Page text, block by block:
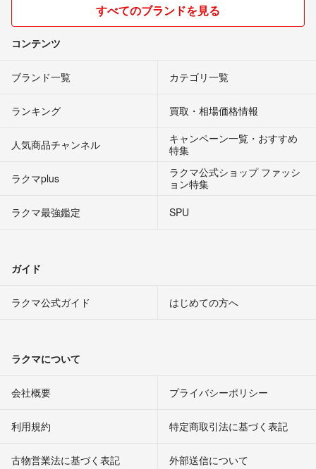
すべてのブランドを見る
コンテンツ
ブランド一覧 カテゴリ一覧
ランキング 買取・相場価格情報
人気商品チャンネル
キャンペーン一覧・おすすめ
特集
ラクマplus
ラクマ公式ショップ ファッシ
ョン特集
ラクマ最強鑑定
SPU
ガイド
ラクマ公式ガイド はじめての方へ
ラクマについて
会社概要 プライバシーポリシー
利用規約 特定商取引法に基づく表記
古物営業法に基づく表記 外部送信について